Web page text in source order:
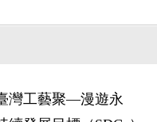
灣工藝聚—漫遊永